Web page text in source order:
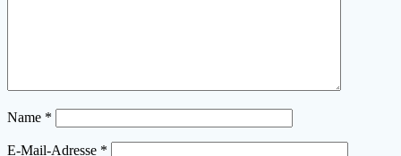
Name *
E-Mail-Adresse *